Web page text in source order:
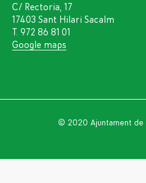
C/ Rectoria, 17
17403 Sant Hilari Sacalm
T. 972 86 81 01
Google maps
© 2020 Ajuntament de